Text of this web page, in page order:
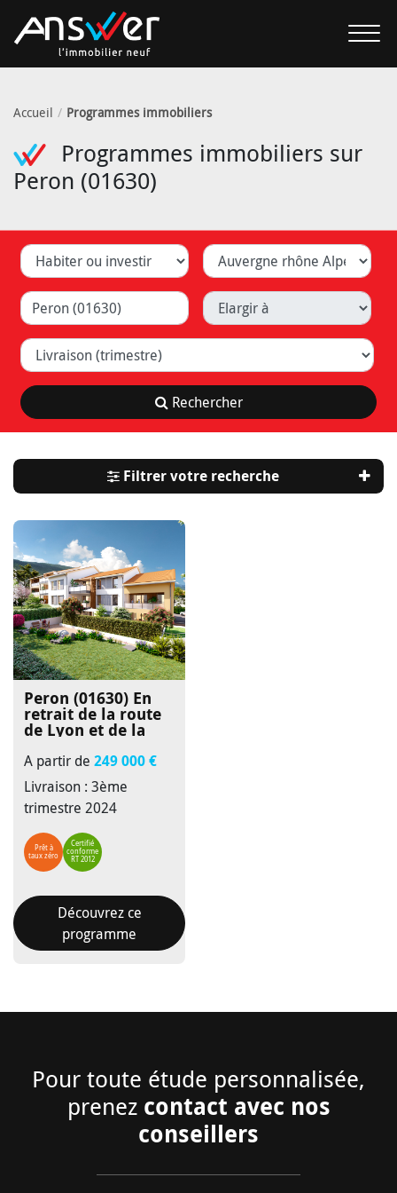
Accueil Programmes immobiliers
Programmes immobiliers sur
Peron (01630)
Habiter ou investir Département
Ville (Lyon, Caluire, ...) Elargir à
Livraison (trimestre)
Rechercher
Filtrer votre recherche
Peron (01630) En
retrait de la route
de Lyon et de la
A partir de 249 000 €
Livraison : 3ème
trimestre 2024
Prêt à
taux zéro
Certifié
conforme
RT 2012
Découvrez ce
programme
Pour toute étude personnalisée,
prenez contact avec nos
conseillers